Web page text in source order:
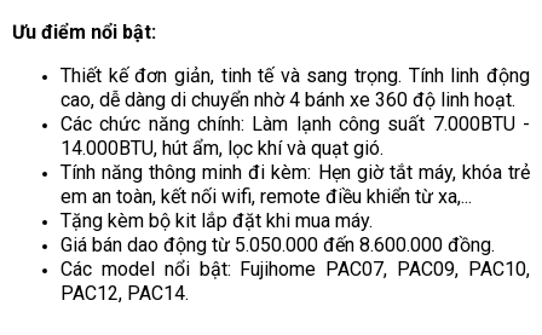
Ưu điểm nổi bật:
Thiết kế đơn giản, tinh tế và sang trọng. Tính linh động
cao, dễ dàng di chuyển nhờ 4 bánh xe 360 độ linh hoạt.
Các chức năng chính: Làm lạnh công suất 7.000BTU -
14.000BTU, hút ẩm, lọc khí và quạt gió.
Tính năng thông minh đi kèm: Hẹn giờ tắt máy, khóa trẻ
em an toàn, kết nối wifi, remote điều khiển từ xa,...
Tặng kèm bộ kit lắp đặt khi mua máy.
Giá bán dao động từ 5.050.000 đến 8.600.000 đồng.
Các model nổi bật: Fujihome PAC07, PAC09, PAC10,
PAC12, PAC14.